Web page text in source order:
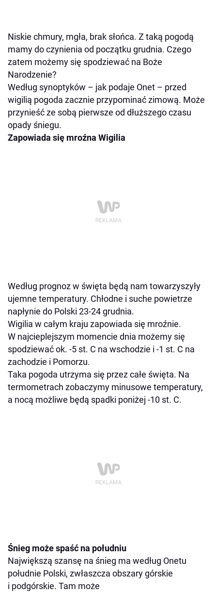
Niskie chmury, mgła, brak słońca. Z taką pogodą
mamy do czynienia od początku grudnia. Czego
zatem możemy się spodziewać na Boże
Narodzenie?
Według synoptyków – jak podaje Onet – przed
wigilią pogoda zacznie przypominać zimową. Może
przynieść ze sobą pierwsze od dłuższego czasu
opady śniegu.
Zapowiada się mroźna Wigilia
Według prognoz w święta będą nam towarzyszyły
ujemne temperatury. Chłodne i suche powietrze
napłynie do Polski 23-24 grudnia.
Wigilia w całym kraju zapowiada się mroźnie.
W najcieplejszym momencie dnia możemy się
spodziewać ok. -5 st. C na wschodzie i -1 st. C na
zachodzie i Pomorzu.
Taka pogoda utrzyma się przez całe święta. Na
termometrach zobaczymy minusowe temperatury,
a nocą możliwe będą spadki poniżej -10 st. C.
Śnieg może spaść na południu
Największą szansę na śnieg ma według Onetu
południe Polski, zwłaszcza obszary górskie
i podgórskie. Tam może